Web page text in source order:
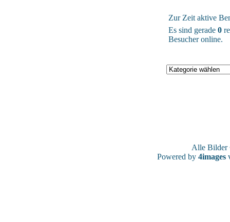
Zur Zeit aktive
Es sind gerade 0
Besucher online.
Alle
Powered by 4images